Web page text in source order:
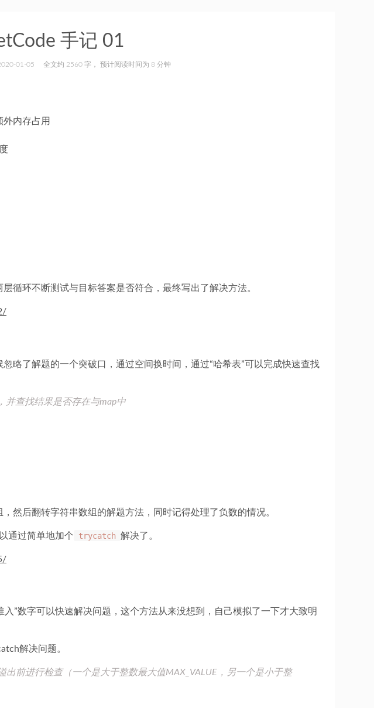
手记 01
2020-01-05 全文约 2560 字， 预计阅读时间为 8 分钟
内存占用
循环不断测试与目标答案是否符合，最终写出了解决方法。
略了解题的一个突破口，通过空间换时间，通过“哈希表”可以完成快速查找
并查找结果是否存在与map中
然后翻转字符串数组的解题方法，同时记得处理了负数的情况。
通过简单地加个 trycatch 解决了。
”数字可以快速解决问题，这个方法从来没想到，自己模拟了一下才大致明
解决问题。
出前进行检查（一个是大于整数最大值MAX_VALUE，另一个是小于整